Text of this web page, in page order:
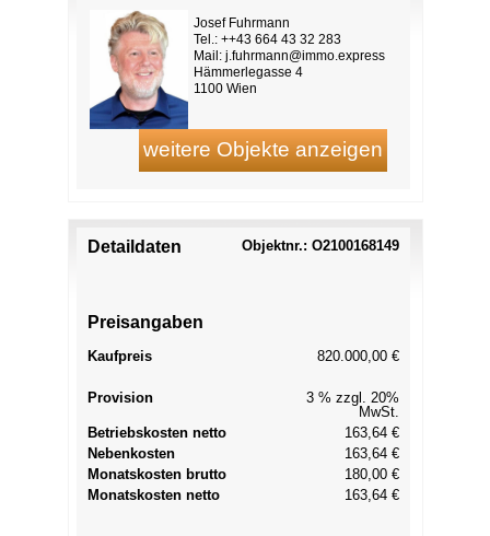
Josef Fuhrmann
Tel.: ++43 664 43 32 283
Mail: j.fuhrmann@immo.express
Hämmerlegasse 4
1100 Wien
Detaildaten Objektnr.: O2100168149
Preisangaben
Kaufpreis 820.000,00 €
Provision
3 % zzgl. 20%
MwSt.
Betriebskosten netto
163,64 €
Nebenkosten
163,64 €
Monatskosten brutto
180,00 €
Monatskosten netto
163,64 €